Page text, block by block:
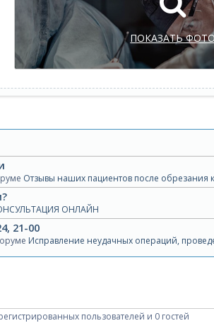
ПОКАЗАТЬ
Отзывы наших пациентов после обрезания
ОНЛАЙН
21-00
Исправление неудачных операций,
пользователей и 0 гостей